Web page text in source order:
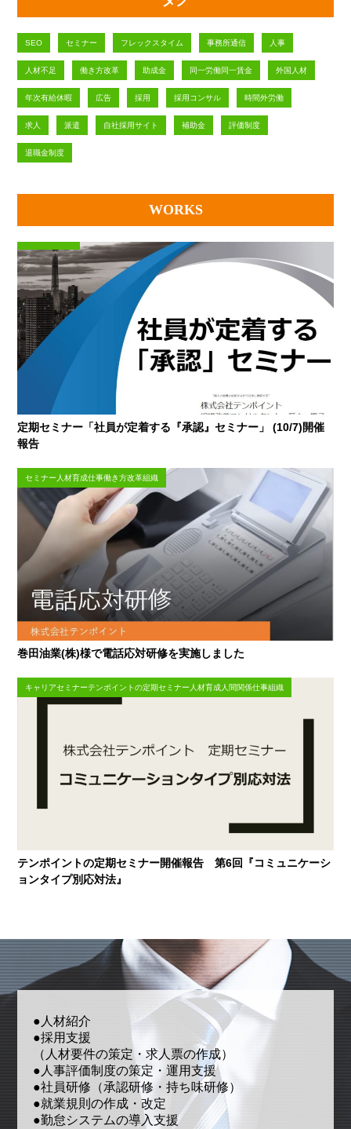
SEO セミナー フレックスタイム 事務所通信 人事
人材不足 働き方改革 助成金 同一労働同一賃金 外国人材
年次有給休暇 広告 採用 採用コンサル 時間外労働
求人 派遣 自社採用サイト 補助金 評価制度
退職金制度
WORKS
定期セミナー「社員が定着する『承認』セミナー」 (10/7)開催
報告
セミナー人材育成仕事働き方改革組織
巻田油業(株)様で電話応対研修を実施しました
キャリアセミナーテンポイントの定期セミナー人材育成人間関係仕事組織
テンポイントの定期セミナー開催報告 第6回『コミュニケーシ
ョンタイプ別応対法』
●人材紹介
●採用支援
（人材要件の策定・求人票の作成）
●人事評価制度の策定・運用支援
●社員研修（承認研修・持ち味研修）
●就業規則の作成・改定
●勤怠システムの導入支援